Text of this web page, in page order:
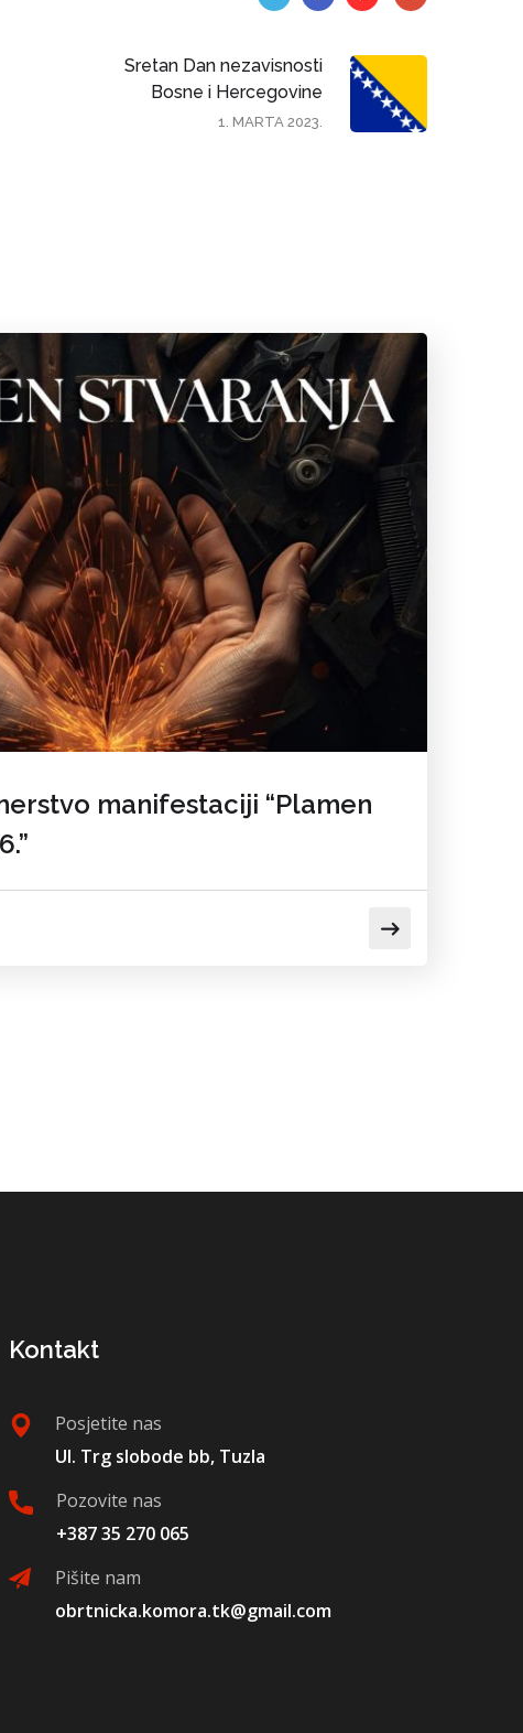
Sretan Dan nezavisnosti
Bosne i Hercegovine
1. MARTA 2023.
manifestaciji “Plamen
Kontakt
Posjetite nas
Ul. Trg slobode bb, Tuzla
Pozovite nas
+387 35 270 065
Pišite nam
obrtnicka.komora.tk@gmail.com